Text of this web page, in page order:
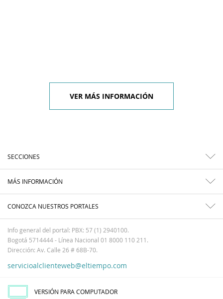
VER MÁS INFORMACIÓN
SECCIONES
MÁS INFORMACIÓN
CONOZCA NUESTROS PORTALES
Info general del portal: PBX: 57 (1) 2940100.
Bogotá 5714444 - Línea Nacional 01 8000 110 211.
Dirección: Av. Calle 26 # 68B-70.
servicioalclienteweb@eltiempo.com
VERSIÓN PARA COMPUTADOR